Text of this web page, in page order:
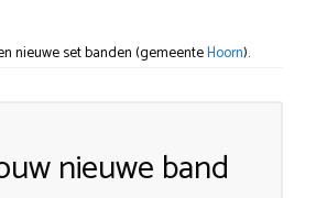
nieuwe set banden (gemeenteHoorn).
nieuwe band